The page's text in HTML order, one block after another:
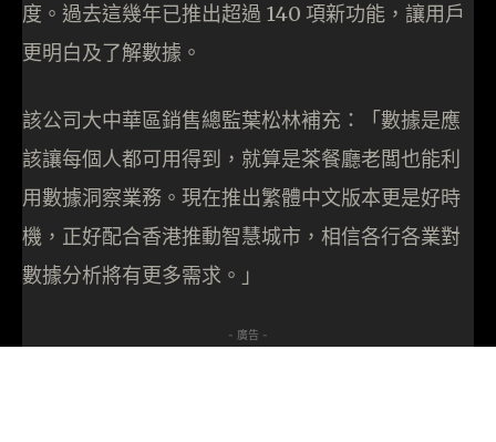
度。過去這幾年已推出超過 140 項新功能，讓用戶
更明白及了解數據。
該公司大中華區銷售總監葉松林補充：「數據是應
該讓每個人都可用得到，就算是茶餐廳老闆也能利
用數據洞察業務。現在推出繁體中文版本更是好時
機，正好配合香港推動智慧城市，相信各行各業對
數據分析將有更多需求。」
- 廣告 -